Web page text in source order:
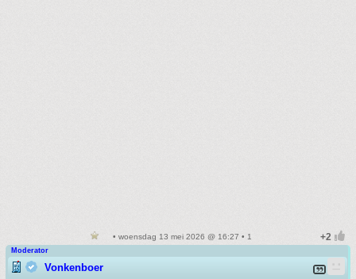
• woensdag 13 mei 2026 @ 16:27 • 1
Moderator
Vonkenboer